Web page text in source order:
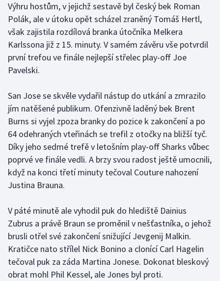
Gymnastika
Házená
Jezdectví
Krasobruslení
Lezení
Lyže a snowboard
Moderní pětiboj
Olympijské hry
Parasport
Plavání
Výhru hostům, v jejichž sestavě byl český bek Roman
Polák, ale v útoku opět scházel zraněný Tomáš Hertl,
však zajistila rozdílová branka útočníka Melkera
Karlssona již z 15. minuty. V samém závěru vše potvrdil
první trefou ve finále nejlepší střelec play-off Joe
Pavelski.
San Jose se skvěle vydařil nástup do utkání a zmrazilo
jím natěšené publikum. Ofenzivně laděný bek Brent
Burns si vyjel zpoza branky do pozice k zakončení a po
64 odehraných vteřinách se trefil z otočky na bližší tyč.
Díky jeho sedmé trefě v letošním play-off Sharks vůbec
poprvé ve finále vedli. A brzy svou radost ještě umocnili,
když na konci třetí minuty tečoval Couture nahození
Justina Brauna.
V páté minutě ale vyhodil puk do hlediště Dainius
Zubrus a právě Braun se proměnil v nešťastníka, o jehož
brusli otřel své zakončení snižující Jevgenij Malkin.
Kratičce nato střílel Nick Bonino a clonící Carl Hagelin
tečoval puk za záda Martina Jonese. Dokonat bleskový
obrat mohl Phil Kessel, ale Jones byl proti.